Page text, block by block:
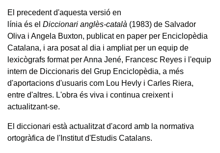
El precedent d'aquesta versió en
línia és el Diccionari anglès-català (1983) de Salvador
Oliva i Angela Buxton, publicat en paper per Enciclopèdia
Catalana, i ara posat al dia i ampliat per un equip de
lexicògrafs format per Anna Jené, Francesc Reyes i l'equip
intern de Diccionaris del Grup Enciclopèdia, a més
d'aportacions d'usuaris com Lou Hevly i Carles Riera,
entre d'altres. L'obra és viva i continua creixent i
actualitzant-se.
El diccionari està actualitzat d'acord amb la normativa
ortogràfica de l'Institut d'Estudis Catalans.